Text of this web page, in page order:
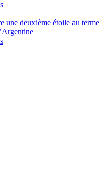
une deuxième étoile au terme